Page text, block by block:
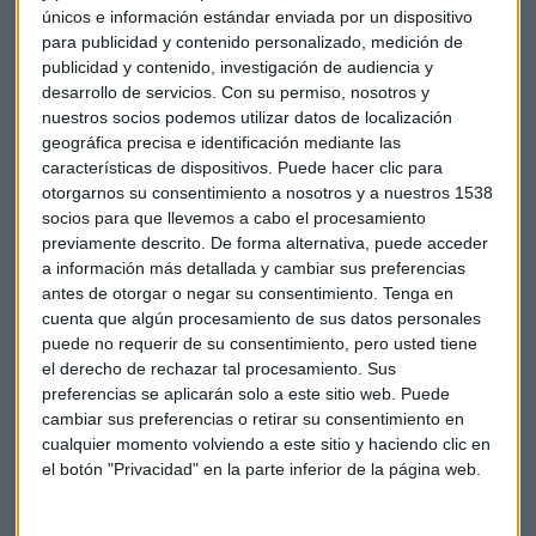
únicos e información estándar enviada por un dispositivo
para publicidad y contenido personalizado, medición de
publicidad y contenido, investigación de audiencia y
desarrollo de servicios. Con su permiso, nosotros y
nuestros socios podemos utilizar datos de localización
geográfica precisa e identificación mediante las
características de dispositivos. Puede hacer clic para
otorgarnos su consentimiento a nosotros y a nuestros 1538
socios para que llevemos a cabo el procesamiento
previamente descrito. De forma alternativa, puede acceder
a información más detallada y cambiar sus preferencias
antes de otorgar o negar su consentimiento. Tenga en
cuenta que algún procesamiento de sus datos personales
puede no requerir de su consentimiento, pero usted tiene
el derecho de rechazar tal procesamiento. Sus
preferencias se aplicarán solo a este sitio web. Puede
cambiar sus preferencias o retirar su consentimiento en
cualquier momento volviendo a este sitio y haciendo clic en
el botón "Privacidad" en la parte inferior de la página web.
Por eso confiaron en la operación. Una operación en bloque,
no una operación solo para las ventajas. Sin que se les
pidiera a los clientes que hicieran una cesión individual de
los contratos. Otra cosa sería un fraude.
A pesar de que en el contrato entre las entidades financieras
se dijera que excluía de la cesión de contratos “los pasivos
contingentes tales como reclamaciones contractuales y
extracontractuales presentes o futuras que puedan
derivarse de la actividad del vendedor pasada o futura”. O
que no se producía sucesión universal, Caixabank no puede
escapar de su responsabilidad.
Bancos Bonos Caixabank Tribunal Supremo